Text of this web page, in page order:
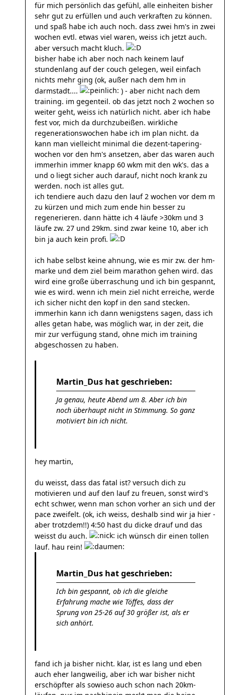
für mich persönlich das gefühl, alle einheiten bisher
sehr gut zu erfüllen und auch verkraften zu können.
und spaß habe ich auch noch. dass zwei hm's in zwei
wochen evtl. etwas viel waren, weiss ich jetzt auch.
aber versuch macht kluch.
bisher habe ich aber noch nach keinem lauf
stundenlang auf der couch gelegen, weil einfach
nichts mehr ging (ok, außer nach dem hm in
darmstadt....
) - aber nicht nach dem
training. im gegenteil. ob das jetzt noch 2 wochen so
weiter geht, weiss ich natürlich nicht. aber ich habe
fest vor, mich da durchzubeißen. wirkliche
regenerationswochen habe ich im plan nicht. da
kann man vielleicht minimal die dezent-tapering-
wochen vor den hm's ansetzen, aber das waren auch
immerhin immer knapp 60 wkm mit den wk's. das a
und o liegt sicher auch darauf, nicht noch krank zu
werden. noch ist alles gut.
ich tendiere auch dazu den lauf 2 wochen vor dem m
zu kürzen und mich zum ende hin besser zu
regenerieren. dann hätte ich 4 läufe >30km und 3
läufe zw. 27 und 29km. sind zwar keine 10, aber ich
bin ja auch kein profi.
ich habe selbst keine ahnung, wie es mir zw. der hm-
marke und dem ziel beim marathon gehen wird. das
wird eine große überraschung und ich bin gespannt,
wie es wird. wenn ich mein ziel nicht erreiche, werde
ich sicher nicht den kopf in den sand stecken.
immerhin kann ich dann wenigstens sagen, dass ich
alles getan habe, was möglich war, in der zeit, die
mir zur verfügung stand, ohne mich im training
abgeschossen zu haben.
Martin_Dus hat geschrieben:
Ja genau, heute Abend um 8. Aber ich bin
noch überhaupt nicht in Stimmung. So ganz
motiviert bin ich nicht.
hey martin,
du weisst, dass das fatal ist? versuch dich zu
motivieren und auf den lauf zu freuen, sonst wird's
echt schwer, wenn man schon vorher an sich und der
pace zweifelt. (ok, ich weiss, deshalb sind wir ja hier -
aber trotzdem!!) 4:50 hast du dicke drauf und das
weisst du auch.
ich wünsch dir einen tollen
lauf. hau rein!
Martin_Dus hat geschrieben:
Ich bin gespannt, ob ich die gleiche
Erfahrung mache wie Töffes, dass der
Sprung von 25-26 auf 30 größer ist, als er
sich anhört.
fand ich ja bisher nicht. klar, ist es lang und eben
auch eher langweilig, aber ich war bisher nicht
erschöpfter als sowieso auch schon nach 20km-